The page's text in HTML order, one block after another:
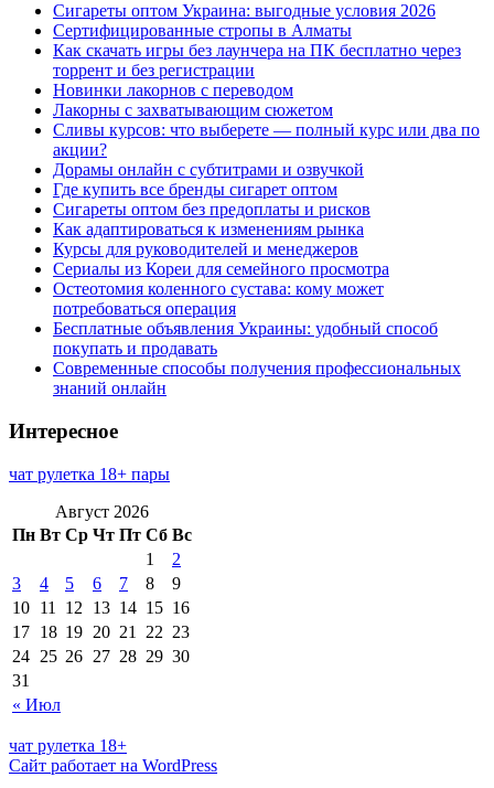
Сигареты оптом Украина: выгодные условия 2026
Сертифицированные стропы в Алматы
Как скачать игры без лаунчера на ПК бесплатно через
торрент и без регистрации
Новинки лакорнов с переводом
Лакорны с захватывающим сюжетом
Сливы курсов: что выберете — полный курс или два по
акции?
Дорамы онлайн с субтитрами и озвучкой
Где купить все бренды сигарет оптом
Сигареты оптом без предоплаты и рисков
Как адаптироваться к изменениям рынка
Курсы для руководителей и менеджеров
Сериалы из Кореи для семейного просмотра
Остеотомия коленного сустава: кому может
потребоваться операция
Бесплатные объявления Украины: удобный способ
покупать и продавать
Современные способы получения профессиональных
знаний онлайн
Интересное
чат рулетка 18+ пары
Август 2026
Пн Вт Ср Чт Пт Сб Вс
« Июл
1
2
3
4 5 6 7 8
9
10 11 12 13 14 15 16
17 18 19 20 21 22 23
24 25 26 27 28 29 30
31
чат рулетка 18+
Сайт работает на WordPress